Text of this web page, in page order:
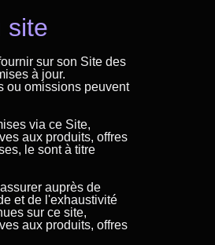
site
sur son Site des
à jour.
ou omissions peuvent
via ce Site,
aux produits, offres
le sont à titre
auprès de
et de l'exhaustivité
sur ce site,
aux produits, offres